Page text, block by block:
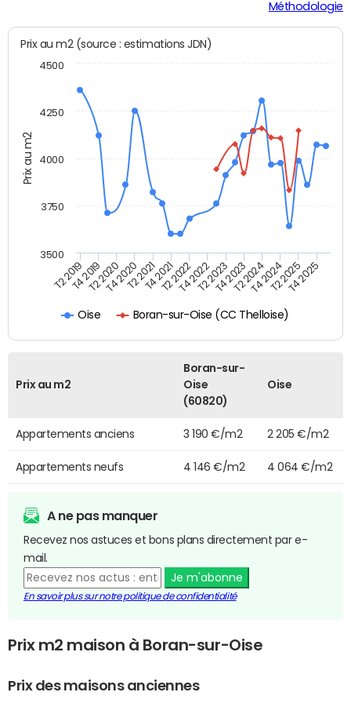
Méthodologie
Prix au m2
Prix au m2 (source : estimations JDN)
Oise Boran-sur-Oise (CC Thelloise)
T2 2019T4 2019T2 2020T4 2020T2 2021T4 2021T2 2022T4 2022T2 2023T4 2023T2 2024T4 2024T2 2025T4 2025
4000
3500
3750
4250
4500
Prix au m2
Boran-sur-
Oise
(60820)
Oise
Appartements anciens 3 190 €/m2 2 205 €/m2
Appartements neufs 4 146 €/m2 4 064 €/m2
A ne pas manquer
Recevez nos astuces et bons plans directement par e-
mail.
Je m'abonne
En savoir plus sur notre politique de confidentialité
Prix m2 maison à Boran-sur-Oise
Prix des maisons anciennes